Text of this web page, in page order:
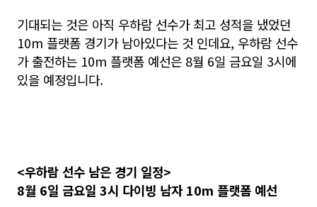
기대되는 것은 아직 우하람 선수가 최고 성적을 냈었던
10m 플랫폼 경기가 남아있다는 것 인데요, 우하람 선수
가 출전하는 10m 플랫폼 예선은 8월 6일 금요일 3시에
있을 예정입니다.
<우하람 선수 남은 경기 일정>
8월 6일 금요일 3시 다이빙 남자 10m 플랫폼 예선